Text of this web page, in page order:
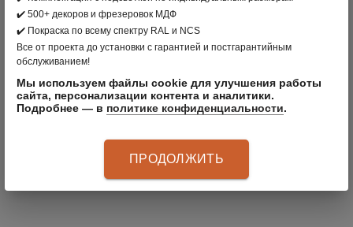
✔️ 500+ декоров и фрезеровок МДФ
✔️ Покраска по всему спектру RAL и NCS
Все от проекта до установки с гарантией и постгарантийным
обслуживанием!
Мы используем файлы cookie для улучшения работы
сайта, персонализации контента и аналитики.
Подробнее — в политике конфиденциальности.
ПРОДОЛЖИТЬ